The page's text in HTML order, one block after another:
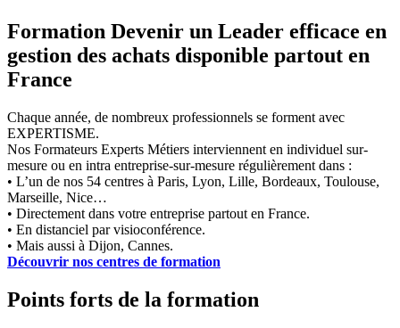
Formation Devenir un Leader efficace en
gestion des achats disponible partout en
France
Chaque année, de nombreux professionnels se forment avec
EXPERTISME.
Nos Formateurs Experts Métiers interviennent en individuel sur-
mesure ou en intra entreprise-sur-mesure régulièrement dans :
• L’un de nos 54 centres à Paris, Lyon, Lille, Bordeaux, Toulouse,
Marseille, Nice…
• Directement dans votre entreprise partout en France.
• En distanciel par visioconférence.
• Mais aussi à Dijon, Cannes.
Découvrir nos centres de formation
Points forts de la formation